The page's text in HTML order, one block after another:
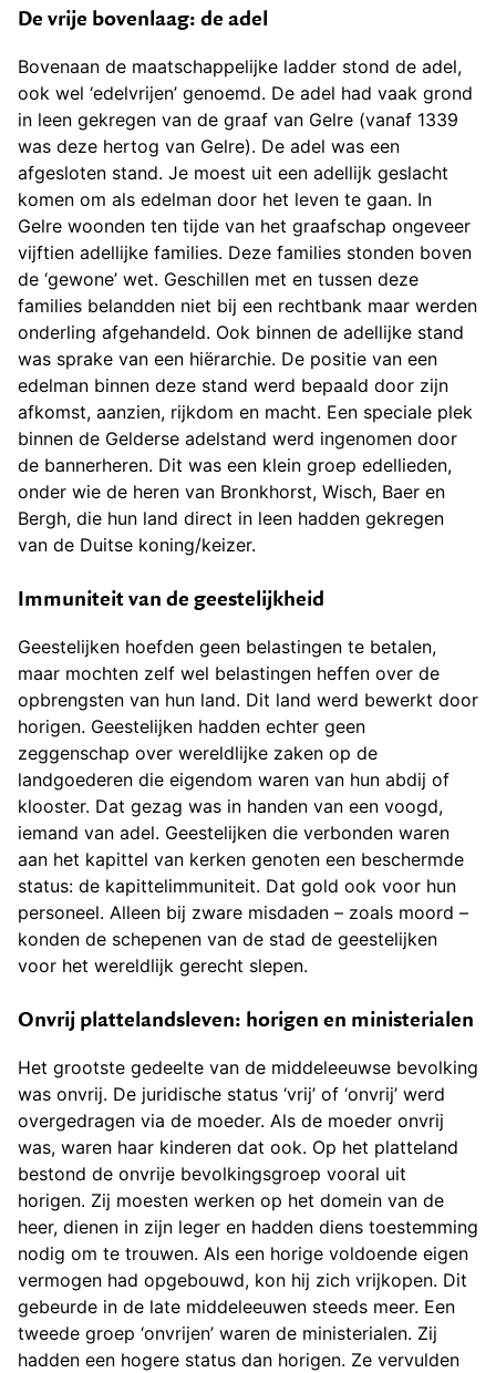
De vrije bovenlaag: de adel
Bovenaan de maatschappelijke ladder stond de adel,
ook wel ‘edelvrijen’ genoemd. De adel had vaak grond
in leen gekregen van de graaf van Gelre (vanaf 1339
was deze hertog van Gelre). De adel was een
afgesloten stand. Je moest uit een adellijk geslacht
komen om als edelman door het leven te gaan. In
Gelre woonden ten tijde van het graafschap ongeveer
vijftien adellijke families. Deze families stonden boven
de ‘gewone’ wet. Geschillen met en tussen deze
families belandden niet bij een rechtbank maar werden
onderling afgehandeld. Ook binnen de adellijke stand
was sprake van een hiërarchie. De positie van een
edelman binnen deze stand werd bepaald door zijn
afkomst, aanzien, rijkdom en macht. Een speciale plek
binnen de Gelderse adelstand werd ingenomen door
de bannerheren. Dit was een klein groep edellieden,
onder wie de heren van Bronkhorst, Wisch, Baer en
Bergh, die hun land direct in leen hadden gekregen
van de Duitse koning/keizer.
Immuniteit van de geestelijkheid
Geestelijken hoefden geen belastingen te betalen,
maar mochten zelf wel belastingen heffen over de
opbrengsten van hun land. Dit land werd bewerkt door
horigen. Geestelijken hadden echter geen
zeggenschap over wereldlijke zaken op de
landgoederen die eigendom waren van hun abdij of
klooster. Dat gezag was in handen van een voogd,
iemand van adel. Geestelijken die verbonden waren
aan het kapittel van kerken genoten een beschermde
status: de kapittelimmuniteit. Dat gold ook voor hun
personeel. Alleen bij zware misdaden – zoals moord –
konden de schepenen van de stad de geestelijken
voor het wereldlijk gerecht slepen.
Onvrij plattelandsleven: horigen en ministerialen
Het grootste gedeelte van de middeleeuwse bevolking
was onvrij. De juridische status ‘vrij’ of ‘onvrij’ werd
overgedragen via de moeder. Als de moeder onvrij
was, waren haar kinderen dat ook. Op het platteland
bestond de onvrije bevolkingsgroep vooral uit
horigen. Zij moesten werken op het domein van de
heer, dienen in zijn leger en hadden diens toestemming
nodig om te trouwen. Als een horige voldoende eigen
vermogen had opgebouwd, kon hij zich vrijkopen. Dit
gebeurde in de late middeleeuwen steeds meer. Een
tweede groep ‘onvrijen’ waren de ministerialen. Zij
hadden een hogere status dan horigen. Ze vervulden